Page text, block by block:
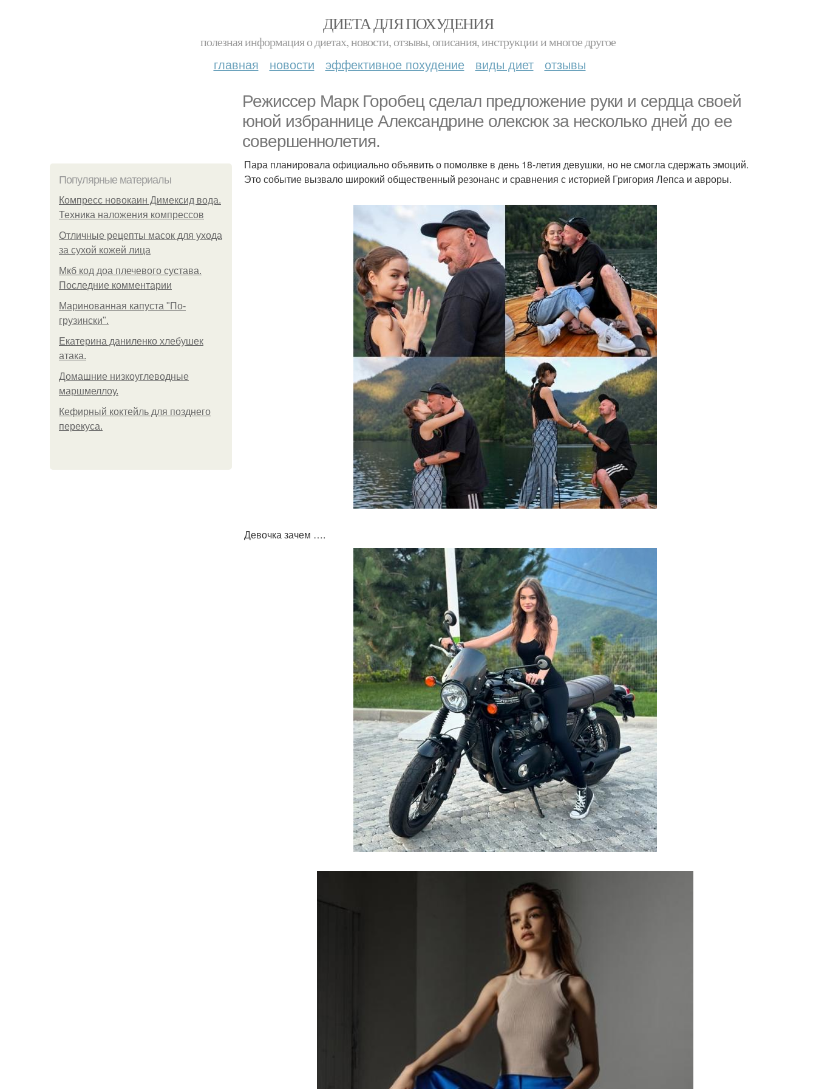
ДИЕТА ДЛЯ ПОХУДЕНИЯ
полезная информация о диетах, новости, отзывы, описания, инструкции и многое другое
главная новости эффективное похудение виды диет отзывы
Режиссер Марк Горобец сделал предложение руки и сердца своей
юной избраннице Александрине олексюк за несколько дней до ее
совершеннолетия.
Популярные материалы
Компресс новокаин Димексид вода.
Техника наложения компрессов
Отличные рецепты масок для ухода
за сухой кожей лица
Мкб код доа плечевого сустава.
Последние комментарии
Маринованная капуста "По-
грузински".
Екатерина даниленко хлебушек
атака.
Домашние низкоуглеводные
маршмеллоу.
Кефирный коктейль для позднего
перекуса.
Пара планировала официально объявить о помолвке в день 18-летия девушки, но не смогла сдержать эмоций.
Это событие вызвало широкий общественный резонанс и сравнения с историей Григория Лепса и авроры.
Девочка зачем ….